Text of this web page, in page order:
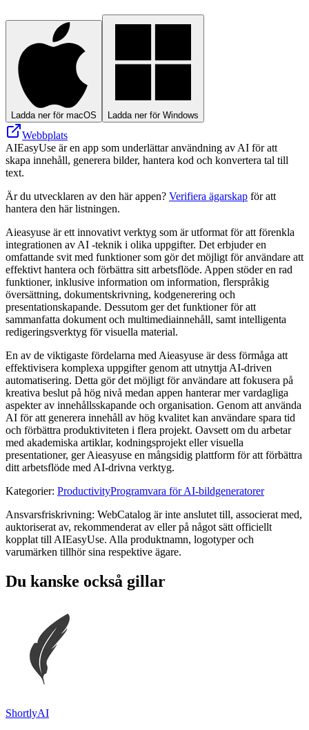
Ladda ner för macOS Ladda ner för Windows
Webbplats
AIEasyUse är en app som underlättar användning av AI för att
skapa innehåll, generera bilder, hantera kod och konvertera tal till
text.
Är du utvecklaren av den här appen? Verifiera ägarskap för att
hantera den här listningen.
Aieasyuse är ett innovativt verktyg som är utformat för att förenkla
integrationen av AI -teknik i olika uppgifter. Det erbjuder en
omfattande svit med funktioner som gör det möjligt för användare att
effektivt hantera och förbättra sitt arbetsflöde. Appen stöder en rad
funktioner, inklusive information om information, flerspråkig
översättning, dokumentskrivning, kodgenerering och
presentationskapande. Dessutom ger det funktioner för att
sammanfatta dokument och multimediainnehåll, samt intelligenta
redigeringsverktyg för visuella material.
En av de viktigaste fördelarna med Aieasyuse är dess förmåga att
effektivisera komplexa uppgifter genom att utnyttja AI-driven
automatisering. Detta gör det möjligt för användare att fokusera på
kreativa beslut på hög nivå medan appen hanterar mer vardagliga
aspekter av innehållsskapande och organisation. Genom att använda
AI för att generera innehåll av hög kvalitet kan användare spara tid
och förbättra produktiviteten i flera projekt. Oavsett om du arbetar
med akademiska artiklar, kodningsprojekt eller visuella
presentationer, ger Aieasyuse en mångsidig plattform för att förbättra
ditt arbetsflöde med AI-drivna verktyg.
Kategorier: ProductivityProgramvara för AI-bildgeneratorer
Ansvarsfriskrivning: WebCatalog är inte anslutet till, associerat med,
auktoriserat av, rekommenderat av eller på något sätt officiellt
kopplat till AIEasyUse. Alla produktnamn, logotyper och
varumärken tillhör sina respektive ägare.
Du kanske också gillar
ShortlyAI